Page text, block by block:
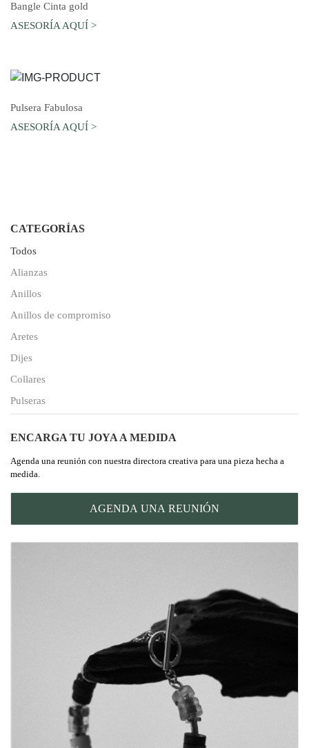
Bangle Cinta gold
ASESORÍA AQUÍ >
Pulsera Fabulosa
ASESORÍA AQUÍ >
CATEGORÍAS
Todos
Alianzas
Anillos
Anillos de compromiso
Aretes
Dijes
Collares
Pulseras
ENCARGA TU JOYA A MEDIDA
Agenda una reunión con nuestra directora creativa para una pieza hecha a
medida.
AGENDA UNA REUNIÓN